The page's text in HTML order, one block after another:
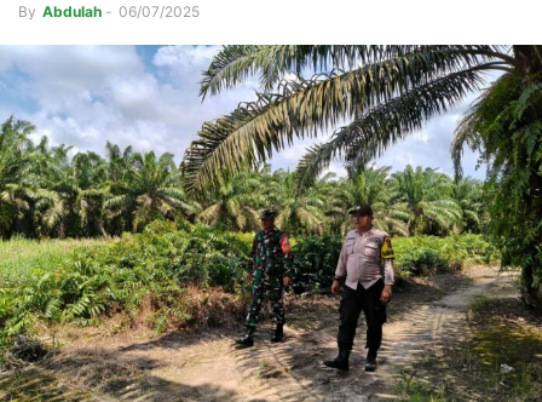
By Abdulah - 06/07/2025